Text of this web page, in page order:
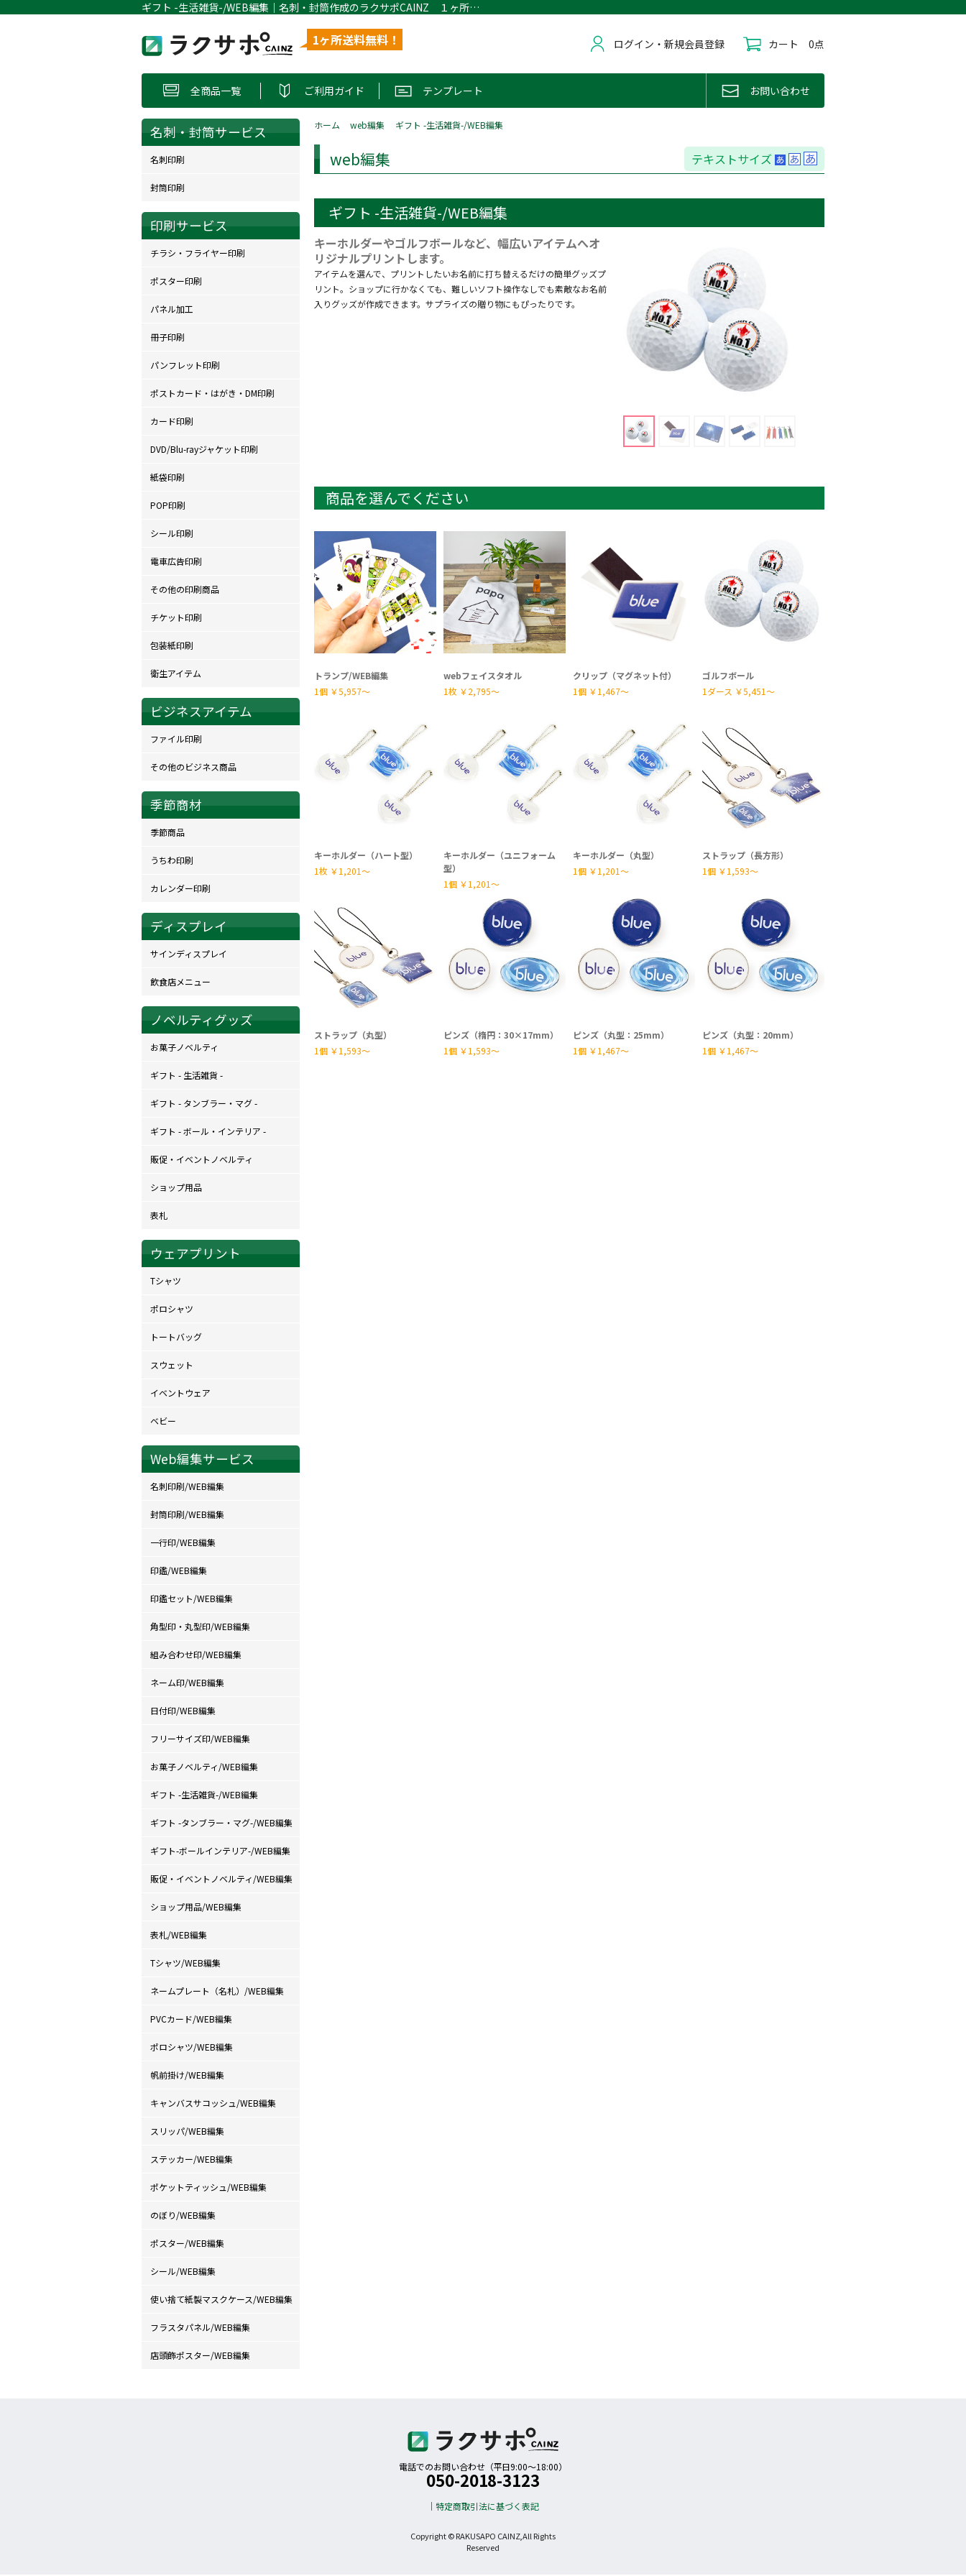
ギフト -生活雑貨-/WEB編集｜名刺・封筒作成のラクサポCAINZ １ヶ所配送無料
1ヶ所送料無料！ ログイン・新規会員登録 カート 0点
全商品一覧 ご利用ガイド テンプレート お問い合わせ
ホーム web編集 ギフト -生活雑貨-/WEB編集
web編集 テキストサイズ
ギフト -生活雑貨-/WEB編集
キーホルダーやゴルフボールなど、幅広いアイテムへオ
リジナルプリントします。
アイテムを選んで、プリントしたいお名前に打ち替えるだけの簡単グッズプ
リント。ショップに行かなくても、難しいソフト操作なしでも素敵なお名前
入りグッズが作成できます。サプライズの贈り物にもぴったりです。
商品を選んでください
トランプ/WEB編集
1個 ￥5,957〜
webフェイスタオル
1枚 ￥2,795〜
クリップ（マグネット付）
1個 ￥1,467〜
ゴルフボール
1ダース ￥5,451〜
キーホルダー（ハート型）
1枚 ￥1,201〜
キーホルダー（ユニフォーム
型）
1個 ￥1,201〜
キーホルダー（丸型）
1個 ￥1,201〜
ストラップ（長方形）
1個 ￥1,593〜
ストラップ（丸型）
1個 ￥1,593〜
ピンズ（楕円：30×17mm）
1個 ￥1,593〜
ピンズ（丸型：25mm）
1個 ￥1,467〜
ピンズ（丸型：20mm）
1個 ￥1,467〜
名刺・封筒サービス
名刺印刷
封筒印刷
印刷サービス
チラシ・フライヤー印刷
ポスター印刷
パネル加工
冊子印刷
パンフレット印刷
ポストカード・はがき・DM印刷
カード印刷
DVD/Blu-rayジャケット印刷
紙袋印刷
POP印刷
シール印刷
電車広告印刷
その他の印刷商品
チケット印刷
包装紙印刷
衛生アイテム
ビジネスアイテム
ファイル印刷
その他のビジネス商品
季節商材
季節商品
うちわ印刷
カレンダー印刷
ディスプレイ
サインディスプレイ
飲食店メニュー
ノベルティグッズ
お菓子ノベルティ
ギフト - 生活雑貨 -
ギフト - タンブラー・マグ -
ギフト - ボール・インテリア -
販促・イベントノベルティ
ショップ用品
表札
ウェアプリント
Tシャツ
ポロシャツ
トートバッグ
スウェット
イベントウェア
ベビー
Web編集サービス
名刺印刷/WEB編集
封筒印刷/WEB編集
一行印/WEB編集
印鑑/WEB編集
印鑑セット/WEB編集
角型印・丸型印/WEB編集
組み合わせ印/WEB編集
ネーム印/WEB編集
日付印/WEB編集
フリーサイズ印/WEB編集
お菓子ノベルティ/WEB編集
ギフト -生活雑貨-/WEB編集
ギフト -タンブラー・マグ-/WEB編集
ギフト-ボールインテリア-/WEB編集
販促・イベントノベルティ/WEB編集
ショップ用品/WEB編集
表札/WEB編集
Tシャツ/WEB編集
ネームプレート（名札）/WEB編集
PVCカード/WEB編集
ポロシャツ/WEB編集
帆前掛け/WEB編集
キャンバスサコッシュ/WEB編集
スリッパ/WEB編集
ステッカー/WEB編集
ポケットティッシュ/WEB編集
のぼり/WEB編集
ポスター/WEB編集
シール/WEB編集
使い捨て紙製マスクケース/WEB編集
フラスタパネル/WEB編集
店頭飾ポスター/WEB編集
電話でのお問い合わせ（平日9:00〜18:00）
050-2018-3123
特定商取引法に基づく表記
Copyright © RAKUSAPO CAINZ,All Rights
Reserved